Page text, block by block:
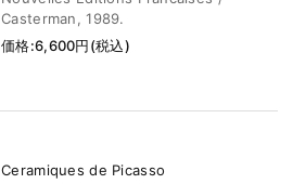
Casterman, 1989.
価格:6,600円(税込)
Ceramiques de Picasso